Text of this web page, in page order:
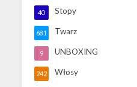
Stopy
40
Twarz
681
UNBOXING
9
Włosy
242